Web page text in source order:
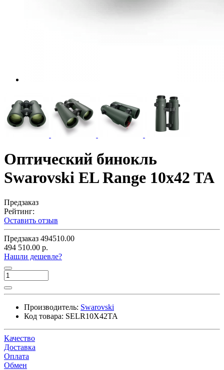
Оптический бинокль
Swarovski EL Range 10x42 TA
Предзаказ
Рейтинг:
Оставить отзыв
Предзаказ 494510.00
494 510.00 р.
Нашли дешевле?
Производитель: Swarovski
Код товара: SELR10X42TA
Качество
Доставка
Оплата
Обмен